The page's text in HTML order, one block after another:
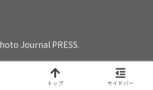
Journal PRESS.
トップ サイドバー